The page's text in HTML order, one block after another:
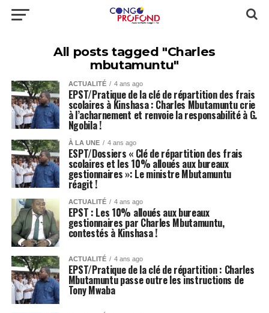
All posts tagged "Charles
mbutamuntu"
ACTUALITÉ 4 ans ago
EPST/Pratique de la clé de répartition des frais
scolaires à Kinshasa : Charles Mbutamuntu crie
à l’acharnement et renvoie la responsabilité à G.
Ngobila !
À LA UNE 4 ans ago
ESPT/Dossiers « Clé de répartition des frais
scolaires et les 10% alloués aux bureaux
gestionnaires »: Le ministre Mbutamuntu
réagit !
ACTUALITÉ 4 ans ago
EPST : Les 10% alloués aux bureaux
gestionnaires par Charles Mbutamuntu,
contestés à Kinshasa !
ACTUALITÉ 4 ans ago
EPST/Pratique de la clé de répartition : Charles
Mbutamuntu passe outre les instructions de
Tony Mwaba